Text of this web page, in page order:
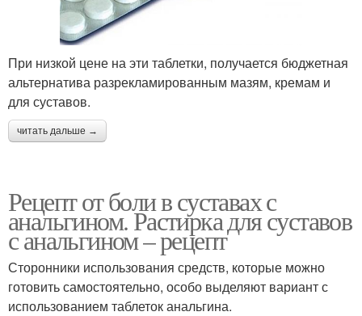
При низкой цене на эти таблетки, получается бюджетная
альтернатива разрекламированным мазям, кремам и
для суставов.
читать дальше →
Рецепт от боли в суставах с
анальгином. Растирка для суставов
с анальгином – рецепт
Сторонники использования средств, которые можно
готовить самостоятельно, особо выделяют вариант с
использованием таблеток анальгина.